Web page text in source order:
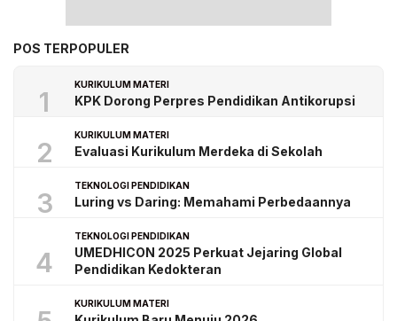
POS TERPOPULER
1
KURIKULUM MATERI
KPK Dorong Perpres Pendidikan Antikorupsi
2
KURIKULUM MATERI
Evaluasi Kurikulum Merdeka di Sekolah
3
TEKNOLOGI PENDIDIKAN
Luring vs Daring: Memahami Perbedaannya
4
TEKNOLOGI PENDIDIKAN
UMEDHICON 2025 Perkuat Jejaring Global
Pendidikan Kedokteran
KURIKULUM MATERI